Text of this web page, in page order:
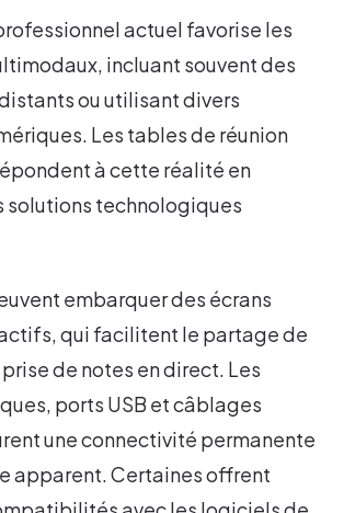
actuel favorise les
incluant souvent des
ou utilisant divers
Les tables de réunion
à cette réalité en
solutions technologiques
embarquer des écrans
qui facilitent le partage de
de notes en direct. Les
ports USB et câblages
une connectivité permanente
apparent. Certaines offrent